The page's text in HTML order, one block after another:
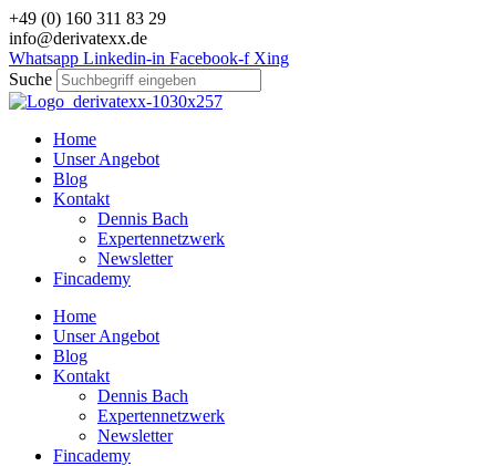
Zum
Inhalt
wechseln
+49 (0) 160 311 83 29
info@derivatexx.de
Whatsapp Linkedin-in Facebook-f Xing
Suche
Home
Unser Angebot
Blog
Kontakt
Dennis Bach
Expertennetzwerk
Newsletter
Fincademy
Home
Unser Angebot
Blog
Kontakt
Dennis Bach
Expertennetzwerk
Newsletter
Fincademy